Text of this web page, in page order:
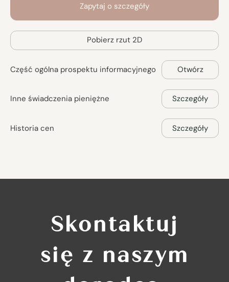
Zapytaj o szczegóły
Pobierz rzut 2D
Część ogólna prospektu informacyjnego Otwórz
Inne świadczenia pieniężne Szczegóły
Historia cen Szczegóły
Skontaktuj
się z naszym